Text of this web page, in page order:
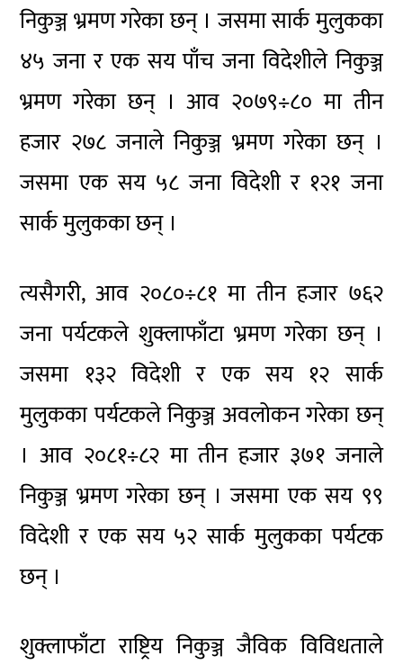
निकुञ्ज भ्रमण गरेका छन् । जसमा सार्क मुलुकका
४५ जना र एक सय पाँच जना विदेशीले निकुञ्ज
भ्रमण गरेका छन् । आव २०७९÷८० मा तीन
हजार २७८ जनाले निकुञ्ज भ्रमण गरेका छन् ।
जसमा एक सय ५८ जना विदेशी र १२१ जना
सार्क मुलुकका छन् ।
त्यसैगरी, आव २०८०÷८१ मा तीन हजार ७६२
जना पर्यटकले शुक्लाफाँटा भ्रमण गरेका छन् ।
जसमा १३२ विदेशी र एक सय १२ सार्क
मुलुकका पर्यटकले निकुञ्ज अवलोकन गरेका छन्
। आव २०८१÷८२ मा तीन हजार ३७१ जनाले
निकुञ्ज भ्रमण गरेका छन् । जसमा एक सय ९९
विदेशी र एक सय ५२ सार्क मुलुकका पर्यटक
छन् ।
शुक्लाफाँटा राष्ट्रिय निकुञ्ज जैविक विविधताले